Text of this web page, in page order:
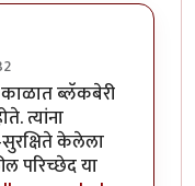
हाच वापरत होते.
काळात ब्लॅकबेरी
त्यांना
सुरक्षिते केलेला
परिच्छेद या